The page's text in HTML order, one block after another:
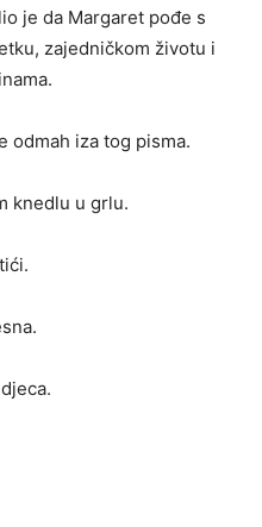
je da Margaret pođe s
zajedničkom životu i
odmah iza tog pisma.
knedlu u grlu.